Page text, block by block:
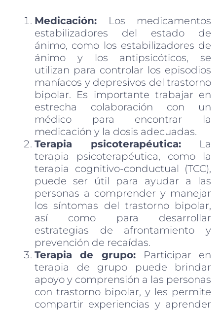
Medicación: Los medicamentos
estabilizadores del estado de
ánimo, como los estabilizadores de
ánimo y los antipsicóticos, se
utilizan para controlar los episodios
maníacos y depresivos del trastorno
bipolar. Es importante trabajar en
estrecha colaboración con un
médico para encontrar la
medicación y la dosis adecuadas.
Terapia psicoterapéutica: La
terapia psicoterapéutica, como la
terapia cognitivo-conductual (TCC),
puede ser útil para ayudar a las
personas a comprender y manejar
los síntomas del trastorno bipolar,
así como para desarrollar
estrategias de afrontamiento y
prevención de recaídas.
Terapia de grupo: Participar en
terapia de grupo puede brindar
apoyo y comprensión a las personas
con trastorno bipolar, y les permite
compartir experiencias y aprender